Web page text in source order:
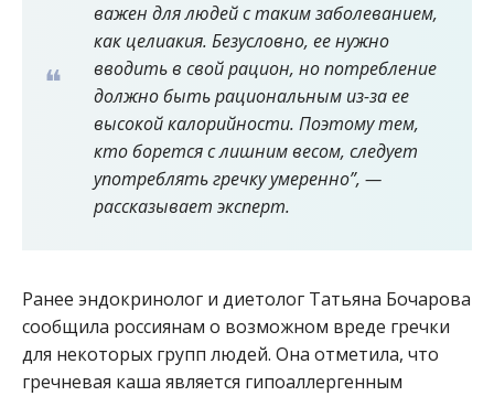
важен для людей с таким заболеванием,
как целиакия. Безусловно, ее нужно
вводить в свой рацион, но потребление
должно быть рациональным из-за ее
высокой калорийности. Поэтому тем,
кто борется с лишним весом, следует
употреблять гречку умеренно”, —
рассказывает эксперт.
Ранее эндокринолог и диетолог Татьяна Бочарова
сообщила россиянам о возможном вреде гречки
для некоторых групп людей. Она отметила, что
гречневая каша является гипоаллергенным